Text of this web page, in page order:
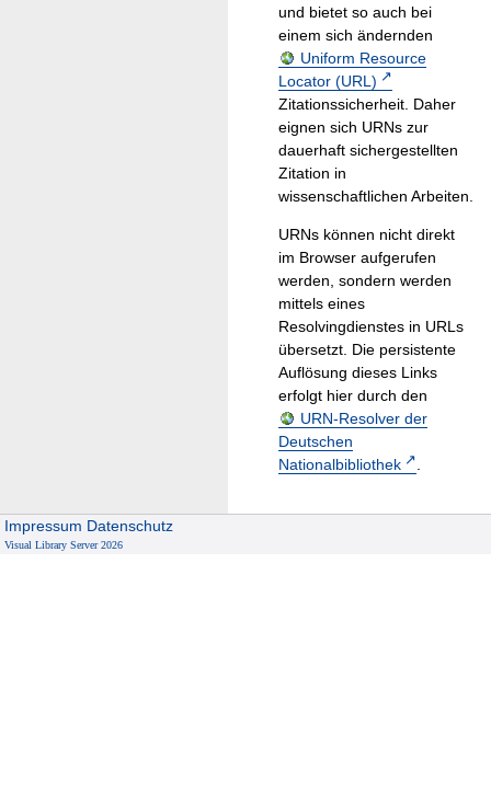
und bietet so auch bei
einem sich ändernden
Uniform Resource
Locator (URL)
Zitationssicherheit. Daher
eignen sich URNs zur
dauerhaft sichergestellten
Zitation in
wissenschaftlichen Arbeiten.
URNs können nicht direkt
im Browser aufgerufen
werden, sondern werden
mittels eines
Resolvingdienstes in URLs
übersetzt. Die persistente
Auflösung dieses Links
erfolgt hier durch den
URN-Resolver der
Deutschen
Nationalbibliothek
.
Impressum Datenschutz
Visual Library Server 2026